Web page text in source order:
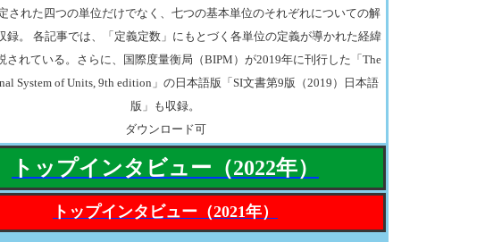
された四つの単位だけでなく、七つの基本単位のそれぞれについての解
録。 各記事では、「定義定数」にもとづく各単位の定義が導かれた経緯
されている。さらに、国際度量衡局（BIPM）が2019年に刊行した「The
System of Units, 9th edition」の日本語版「SI文書第9版（2019）日本語
版」も収録。
ダウンロード可
トップインタビュー（2022年）
トップインタビュー（2021年）